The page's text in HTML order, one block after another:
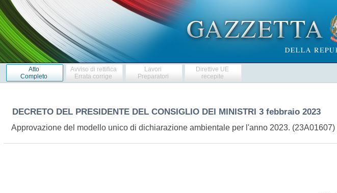
Atto
Completo
Avviso di rettifica
Errata corrige
Lavori
Preparatori
Direttive UE
recepite
DECRETO DEL PRESIDENTE DEL CONSIGLIO DEI MINISTRI 3 febbraio 2023
Approvazione del modello unico di dichiarazione ambientale per l'anno 2023. (23A01607)